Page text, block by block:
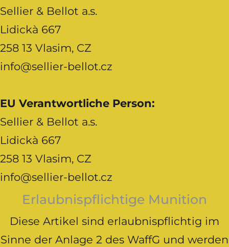
Sellier & Bellot a.s.
Lidickà 667
258 13 Vlasim, CZ
info@sellier-bellot.cz
EU Verantwortliche Person:
Sellier & Bellot a.s.
Lidickà 667
258 13 Vlasim, CZ
info@sellier-bellot.cz
Erlaubnispflichtige Munition
Diese Artikel sind erlaubnispflichtig im
Sinne der Anlage 2 des WaffG und werden